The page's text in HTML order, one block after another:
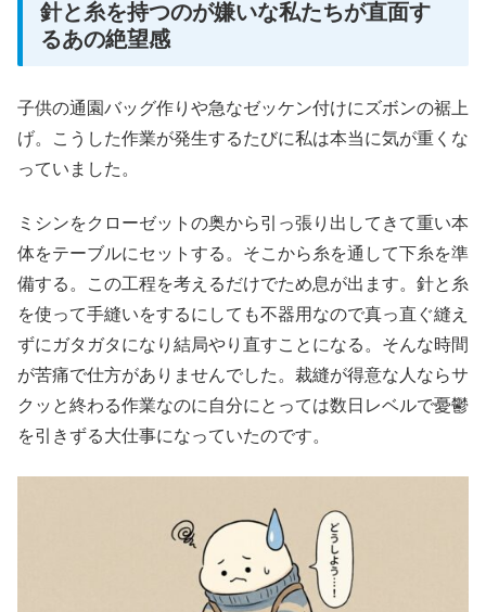
針と糸を持つのが嫌いな私たちが直面す
るあの絶望感
子供の通園バッグ作りや急なゼッケン付けにズボンの裾上
げ。こうした作業が発生するたびに私は本当に気が重くな
っていました。
ミシンをクローゼットの奥から引っ張り出してきて重い本
体をテーブルにセットする。そこから糸を通して下糸を準
備する。この工程を考えるだけでため息が出ます。針と糸
を使って手縫いをするにしても不器用なので真っ直ぐ縫え
ずにガタガタになり結局やり直すことになる。そんな時間
が苦痛で仕方がありませんでした。裁縫が得意な人ならサ
クッと終わる作業なのに自分にとっては数日レベルで憂鬱
を引きずる大仕事になっていたのです。